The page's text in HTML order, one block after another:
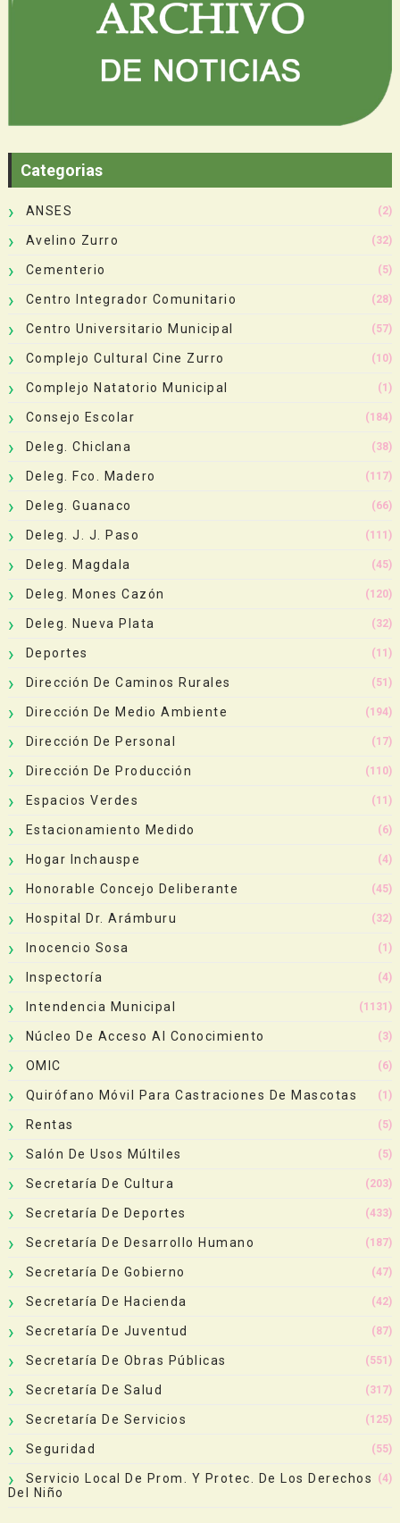
Categorias
ANSES (2)
Avelino Zurro (32)
Cementerio (5)
Centro Integrador Comunitario (28)
Centro Universitario Municipal (57)
Complejo Cultural Cine Zurro (10)
Complejo Natatorio Municipal (1)
Consejo Escolar (184)
Deleg. Chiclana (38)
Deleg. Fco. Madero (117)
Deleg. Guanaco (66)
Deleg. J. J. Paso (111)
Deleg. Magdala (45)
Deleg. Mones Cazón (120)
Deleg. Nueva Plata (32)
Deportes (11)
Dirección De Caminos Rurales (51)
Dirección De Medio Ambiente (194)
Dirección De Personal (17)
Dirección De Producción (110)
Espacios Verdes (11)
Estacionamiento Medido (6)
Hogar Inchauspe (4)
Honorable Concejo Deliberante (45)
Hospital Dr. Arámburu (32)
Inocencio Sosa (1)
Inspectoría (4)
Intendencia Municipal (1131)
Núcleo De Acceso Al Conocimiento (3)
OMIC (6)
Quirófano Móvil Para Castraciones De Mascotas (1)
Rentas (5)
Salón De Usos Múltiles (5)
Secretaría De Cultura (203)
Secretaría De Deportes (433)
Secretaría De Desarrollo Humano (187)
Secretaría De Gobierno (47)
Secretaría De Hacienda (42)
Secretaría De Juventud (87)
Secretaría De Obras Públicas (551)
Secretaría De Salud (317)
Secretaría De Servicios (125)
Seguridad (55)
Servicio Local De Prom. Y Protec. De Los Derechos
Del Niño
(4)